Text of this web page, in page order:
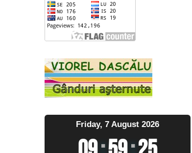
Friday, 7 August 2026